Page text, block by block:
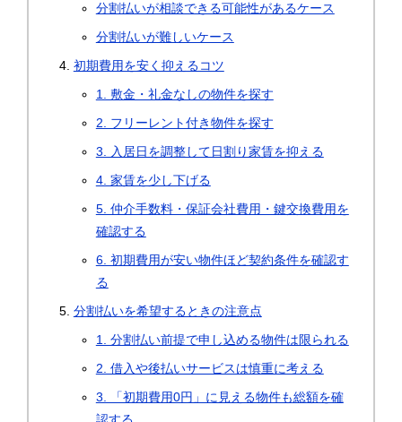
分割払いが相談できる可能性があるケース
分割払いが難しいケース
初期費用を安く抑えるコツ
1. 敷金・礼金なしの物件を探す
2. フリーレント付き物件を探す
3. 入居日を調整して日割り家賃を抑える
4. 家賃を少し下げる
5. 仲介手数料・保証会社費用・鍵交換費用を
確認する
6. 初期費用が安い物件ほど契約条件を確認す
る
分割払いを希望するときの注意点
1. 分割払い前提で申し込める物件は限られる
2. 借入や後払いサービスは慎重に考える
3. 「初期費用0円」に見える物件も総額を確